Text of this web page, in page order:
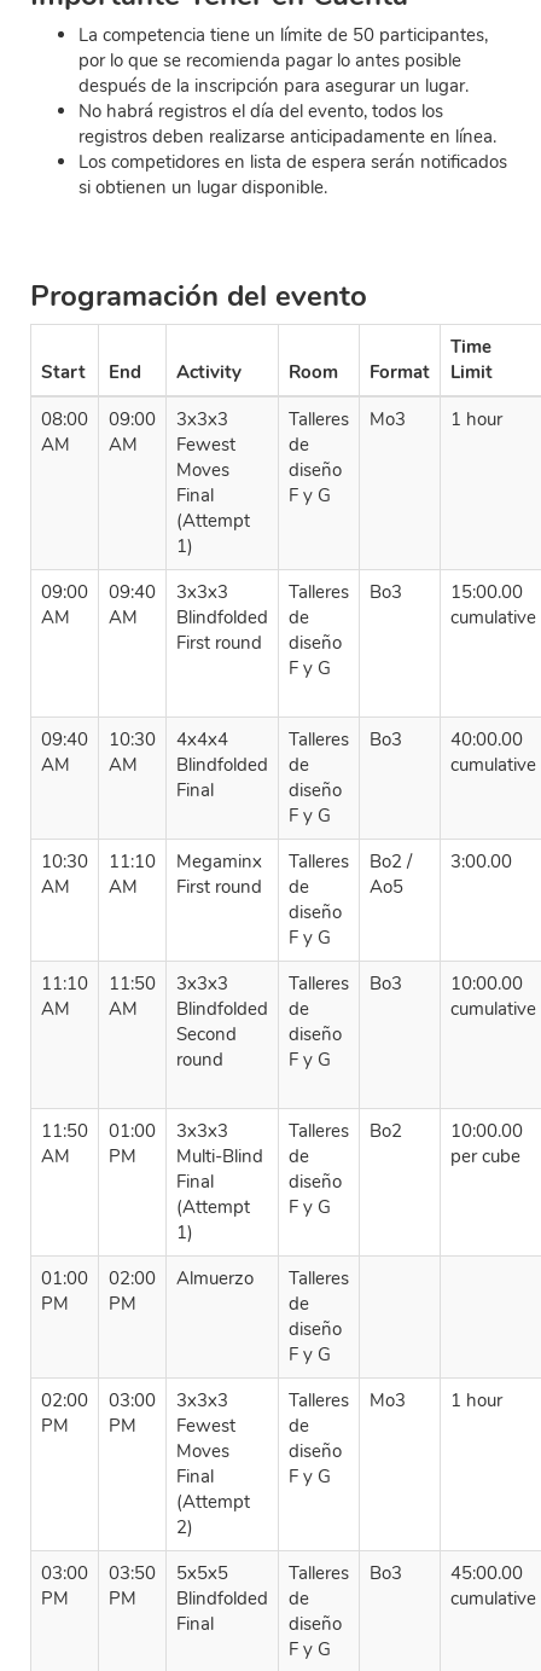
La competencia tiene un límite de 50 participantes,
por lo que se recomienda pagar lo antes posible
después de la inscripción para asegurar un lugar.
No habrá registros el día del evento, todos los
registros deben realizarse anticipadamente en línea.
Los competidores en lista de espera serán notificados
si obtienen un lugar disponible.
Programación del evento
Start End Activity Room Format
Time
Limit
08:00
AM
09:00
AM
3x3x3
Fewest
Moves
Final
(Attempt
1)
Talleres
de
diseño
F y G
Mo3 1 hour
09:00
AM
09:40
AM
3x3x3
Blindfolded
First round
Talleres
de
diseño
F y G
Bo3
15:00.00
cumulative
09:40
AM
10:30
AM
4x4x4
Blindfolded
Final
Talleres
de
diseño
F y G
Bo3
40:00.00
cumulative
10:30
AM
11:10
AM
Megaminx
First round
Talleres
de
diseño
F y G
Bo2 /
Ao5
3:00.00
11:10
AM
11:50
AM
3x3x3
Blindfolded
Second
round
Talleres
de
diseño
F y G
Bo3
10:00.00
cumulative
11:50
AM
01:00
PM
3x3x3
Multi-Blind
Final
(Attempt
1)
Talleres
de
diseño
F y G
Bo2
10:00.00
per cube
01:00
PM
02:00
PM
Almuerzo
Talleres
de
diseño
F y G
02:00
PM
03:00
PM
3x3x3
Fewest
Moves
Final
(Attempt
2)
Talleres
de
diseño
F y G
Mo3 1 hour
03:00
PM
03:50
PM
5x5x5
Blindfolded
Final
Talleres
de
diseño
F y G
Bo3
45:00.00
cumulative